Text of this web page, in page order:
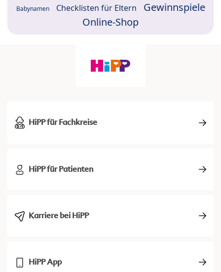
Babynamen Checklisten für Eltern
Gewinnspiele
Online-Shop
HiPP für Fachkreise
HiPP für Patienten
Karriere bei HiPP
HiPP App